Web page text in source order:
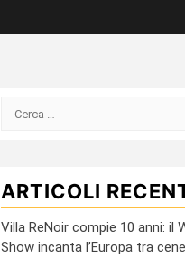
Ricerca
ARTICOLI
Villa ReNoir compie 10 anni: il
Show incanta l’Europa tra